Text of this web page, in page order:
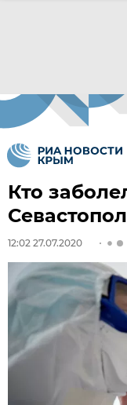
Кто
12:02 27.07.2020